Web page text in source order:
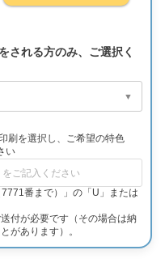
される方のみ、ご選択く
刷を選択し、ご希望の特色
い
番まで）」の「U」または
付が必要です（その場合は納
があります）。